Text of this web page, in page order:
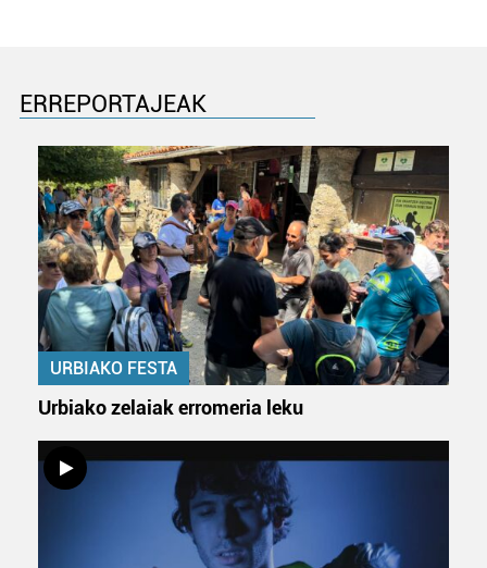
ERREPORTAJEAK
URBIAKO FESTA
Urbiako zelaiak erromeria leku